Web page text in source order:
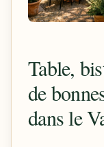
Table,
de
dans le